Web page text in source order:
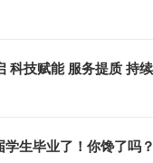
科技赋能 服务提质 持
生毕业了！你馋了吗？